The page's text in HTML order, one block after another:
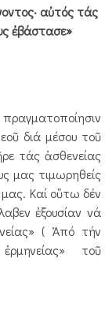
αὐτός τάς
ἐβάστασε»
διά μέσου τοῦ
τάς ἀσθενείας
μας τιμωρηθείς
Καί οὕτω δέν
ἐξουσίαν νά
( Ἀπό τήν
τοῦ